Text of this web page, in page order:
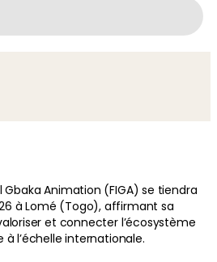
Gbaka Animation (FIGA) se tiendra
à Lomé (Togo), affirmant sa
et connecter l’écosystème
l’échelle internationale.